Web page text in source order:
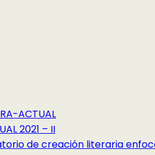
ACTUAL
2021 – II
de creación literaria